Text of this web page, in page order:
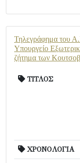
Τηλεγράφημα του
Υπουργείο
ζήτημα των
ΤΙΤΛΟΣ
ΧΡΟΝΟΛΟΓΙΑ